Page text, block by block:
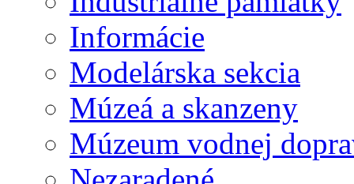
Informácie
Modelárska sekcia
Múzeá a skanzeny
Múzeum vodnej